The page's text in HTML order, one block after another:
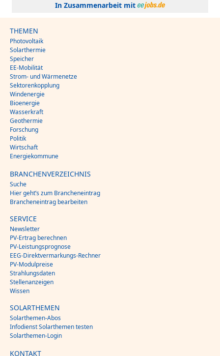
In Zusammenarbeit mit
THEMEN
Photovoltaik
Solarthermie
Speicher
EE-Mobilität
Strom- und Wärmenetze
Sektorenkopplung
Windenergie
Bioenergie
Wasserkraft
Geothermie
Forschung
Politik
Wirtschaft
Energiekommune
BRANCHENVERZEICHNIS
Suche
Hier geht’s zum Brancheneintrag
Brancheneintrag bearbeiten
SERVICE
Newsletter
PV-Ertrag berechnen
PV-Leistungsprognose
EEG-Direktvermarkungs-Rechner
PV-Modulpreise
Strahlungsdaten
Stellenanzeigen
Wissen
SOLARTHEMEN
Solarthemen-Abos
Infodienst Solarthemen testen
Solarthemen-Login
KONTAKT